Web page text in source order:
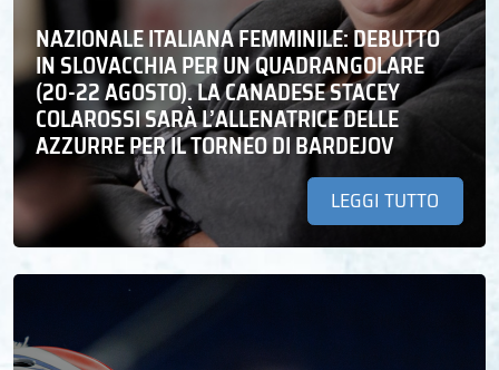
NAZIONALE ITALIANA FEMMINILE: DEBUTTO
IN SLOVACCHIA PER UN QUADRANGOLARE
(20-22 AGOSTO). LA CANADESE STACEY
COLAROSSI SARÀ L’ALLENATRICE DELLE
AZZURRE PER IL TORNEO DI BARDEJOV
LEGGI TUTTO